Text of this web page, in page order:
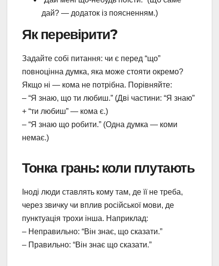
дай? — додаток із поясненням.)
Як перевірити?
Задайте собі питання: чи є перед “що”
повноцінна думка, яка може стояти окремо?
Якщо ні — кома не потрібна. Порівняйте:
– “Я знаю, що ти любиш.” (Дві частини: “Я знаю”
+ “ти любиш” — кома є.)
– “Я знаю що робити.” (Одна думка — коми
немає.)
Тонка грань: коли плутають
Іноді люди ставлять кому там, де її не треба,
через звичку чи вплив російської мови, де
пунктуація трохи інша. Наприклад:
– Неправильно: “Він знає, що сказати.”
– Правильно: “Він знає що сказати.”